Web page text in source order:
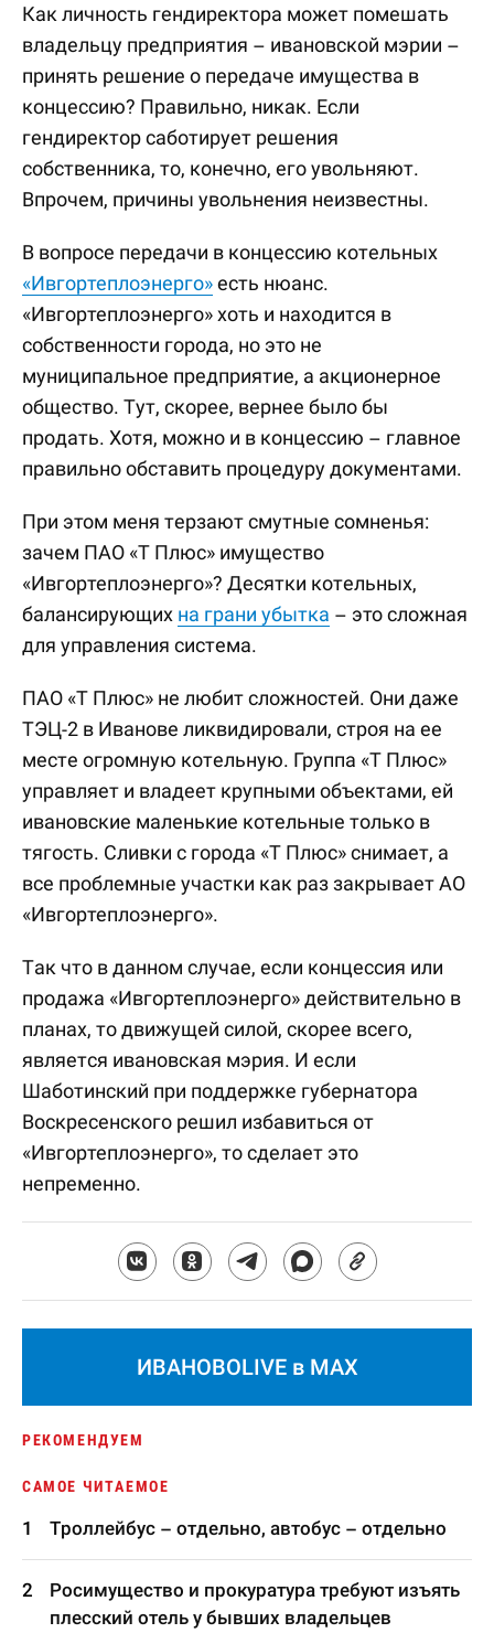
Как личность гендиректора может помешать
владельцу предприятия – ивановской мэрии –
принять решение о передаче имущества в
концессию? Правильно, никак. Если
гендиректор саботирует решения
собственника, то, конечно, его увольняют.
Впрочем, причины увольнения неизвестны.
В вопросе передачи в концессию котельных
«Ивгортеплоэнерго»есть нюанс.
«Ивгортеплоэнерго» хоть и находится в
собственности города, но это не
муниципальное предприятие, а акционерное
общество. Тут, скорее, вернее было бы
продать. Хотя, можно и в концессию – главное
правильно обставить процедуру документами.
При этом меня терзают смутные сомненья:
зачем ПАО «Т Плюс» имущество
«Ивгортеплоэнерго»? Десятки котельных,
балансирующих на грани убытка – это сложная
для управления система.
ПАО «Т Плюс» не любит сложностей. Они даже
ТЭЦ-2 в Иванове ликвидировали, строя на ее
месте огромную котельную. Группа «Т Плюс»
управляет и владеет крупными объектами, ей
ивановские маленькие котельные только в
тягость. Сливки с города «Т Плюс» снимает, а
все проблемные участки как раз закрывает АО
«Ивгортеплоэнерго».
Так что в данном случае, если концессия или
продажа «Ивгортеплоэнерго» действительно в
планах, то движущей силой, скорее всего,
является ивановская мэрия. И если
Шаботинский при поддержке губернатора
Воскресенского решил избавиться от
«Ивгортеплоэнерго», то сделает это
непременно.
ИВАНОВОLIVE в MAX
РЕКОМЕНДУЕМ
САМОЕ ЧИТАЕМОЕ
Троллейбус – отдельно, автобус – отдельно
Росимущество и прокуратура требуют изъять
плесский отель у бывших владельцев